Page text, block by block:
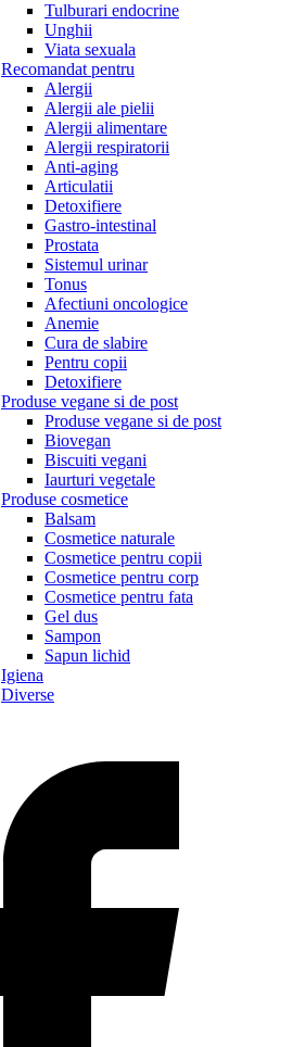
Tulburari endocrine
Unghii
Viata sexuala
Recomandat pentru
Alergii
Alergii ale pielii
Alergii alimentare
Alergii respiratorii
Anti-aging
Articulatii
Detoxifiere
Gastro-intestinal
Prostata
Sistemul urinar
Tonus
Afectiuni oncologice
Anemie
Cura de slabire
Pentru copii
Detoxifiere
Produse vegane si de post
Produse vegane si de post
Biovegan
Biscuiti vegani
Iaurturi vegetale
Produse cosmetice
Balsam
Cosmetice naturale
Cosmetice pentru copii
Cosmetice pentru corp
Cosmetice pentru fata
Gel dus
Sampon
Sapun lichid
Igiena
Diverse